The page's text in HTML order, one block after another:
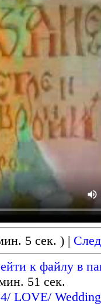
5 сек. )|
к файлу в
51 сек.
LOVE/